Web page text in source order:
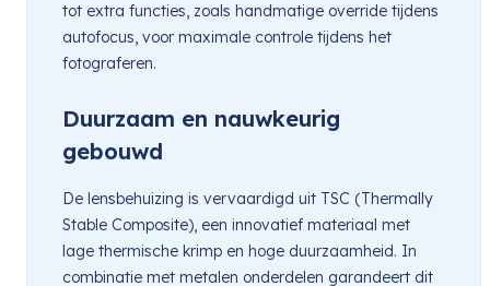
tot extra functies, zoals handmatige override tijdens
autofocus, voor maximale controle tijdens het
fotograferen.
Duurzaam en nauwkeurig
gebouwd
De lensbehuizing is vervaardigd uit TSC (Thermally
Stable Composite), een innovatief materiaal met
lage thermische krimp en hoge duurzaamheid. In
combinatie met metalen onderdelen garandeert dit